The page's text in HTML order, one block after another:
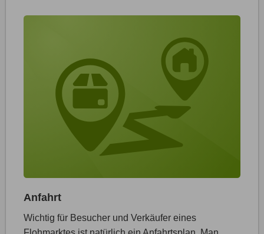
Anfahrt
Wichtig für Besucher und Verkäufer eines